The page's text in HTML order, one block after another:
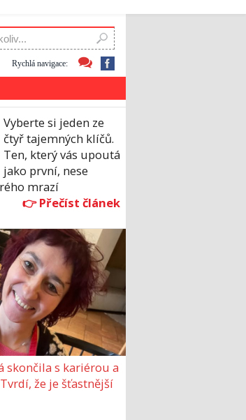
Rychlá navigace:
Vyberte si jeden ze
čtyř tajemných klíčů.
Ten, který vás upoutá
jako první, nese
mrazí
skončila s kariérou a
že je šťastnější